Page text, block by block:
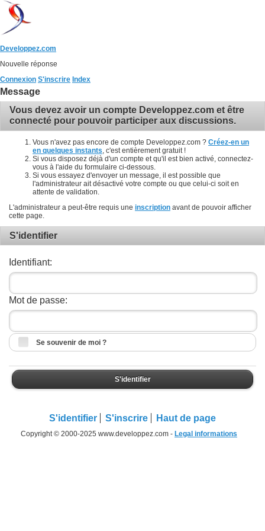
Developpez.com
Nouvelle réponse
Connexion S'inscrire Index
Message
Vous devez avoir un compte Developpez.com et être
connecté pour pouvoir participer aux discussions.
Vous n'avez pas encore de compte Developpez.com ? Créez-en un
en quelques instants , c'est entièrement gratuit !
Si vous disposez déjà d'un compte et qu'il est bien activé, connectez-
vous à l'aide du formulaire ci-dessous.
Si vous essayez d'envoyer un message, il est possible que
l'administrateur ait désactivé votre compte ou que celui-ci soit en
attente de validation.
L'administrateur a peut-être requis une inscription avant de pouvoir afficher
cette page.
S'identifier
Identifiant:
Mot de passe:
Se souvenir de moi ?
S'identifier
S'identifier S'inscrire Haut de page
Copyright © 2000-2025 www.developpez.com - Legal informations